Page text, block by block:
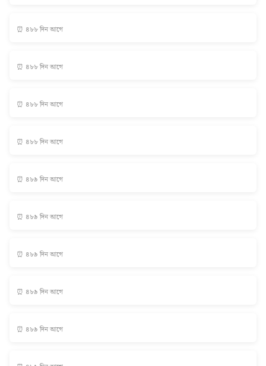
⏰ ৪৮৮ দিন আগে
⏰ ৪৮৮ দিন আগে
⏰ ৪৮৮ দিন আগে
⏰ ৪৮৮ দিন আগে
⏰ ৪৮৯ দিন আগে
⏰ ৪৮৯ দিন আগে
⏰ ৪৮৯ দিন আগে
⏰ ৪৮৯ দিন আগে
⏰ ৪৮৯ দিন আগে